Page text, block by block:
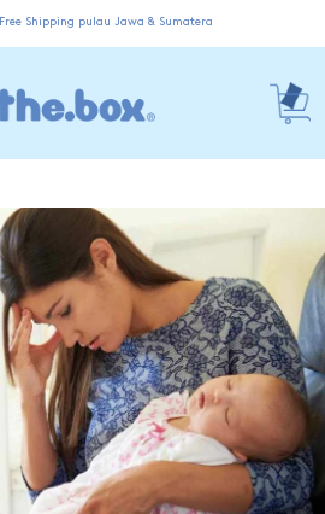
Free Shipping pulau Jawa & Sumatera